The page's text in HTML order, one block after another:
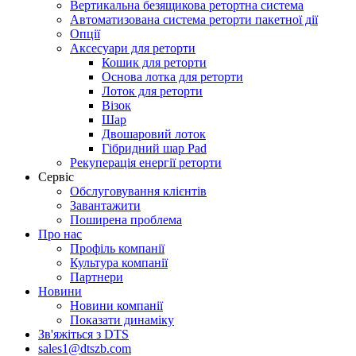
Вертикальна безящикова ретортна система
Автоматизована система реторти пакетної дії
Опції
Аксесуари для реторти
Кошик для реторти
Основа лотка для реторти
Лоток для реторти
Візок
Шар
Двошаровий лоток
Гібридний шар Pad
Рекуперація енергії реторти
Сервіс
Обслуговування клієнтів
Завантажити
Поширена проблема
Про нас
Профіль компанії
Культура компанії
Партнери
Новини
Новини компанії
Показати динаміку
Зв'яжіться з DTS
sales1@dtszb.com